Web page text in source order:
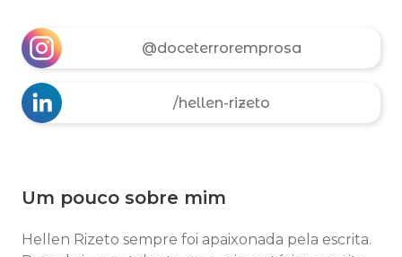
@doceterroremprosa
/hellen-rizeto
Um pouco sobre mim
Hellen Rizeto sempre foi apaixonada pela escrita.